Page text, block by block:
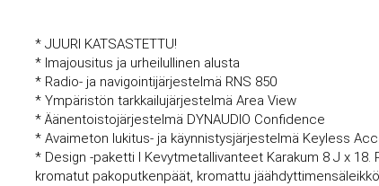
* JUURI KATSASTETTU!
* lmajousitus ja urheilullinen alusta
* Radio- ja navigointijärjestelmä RNS 850
* Ympäristön tarkkailujärjestelmä Area View
* Äänentoistojärjestelmä DYNAUDIO Confidence
* Avaimeton lukitus- ja käynnistysjärjestelmä Keyless
* Design -paketti I Kevytmetallivanteet Karakum 8 J x 18.
kromatut pakoputkenpäät, kromattu